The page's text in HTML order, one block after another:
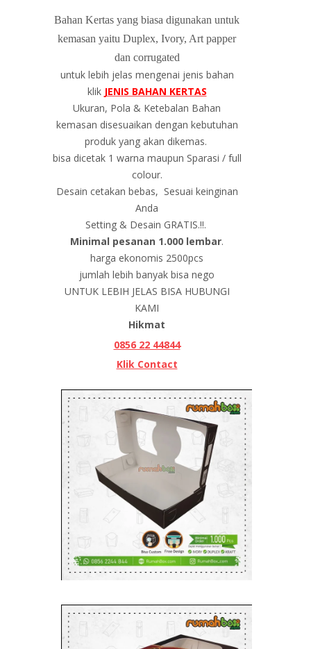
Bahan Kertas yang biasa digunakan untuk
kemasan yaitu Duplex, Ivory, Art papper
dan corrugated
untuk lebih jelas mengenai jenis bahan
klik JENIS BAHAN KERTAS
Ukuran, Pola & Ketebalan Bahan
kemasan disesuaikan dengan kebutuhan
produk yang akan dikemas.
bisa dicetak 1 warna maupun Sparasi / full
colour.
Desain cetakan bebas, Sesuai keinginan
Anda
Setting & Desain GRATIS.!!.
Minimal pesanan 1.000 lembar.
harga ekonomis 2500pcs
jumlah lebih banyak bisa nego
UNTUK LEBIH JELAS BISA HUBUNGI
KAMI
Hikmat
0856 22 44844
Klik Contact